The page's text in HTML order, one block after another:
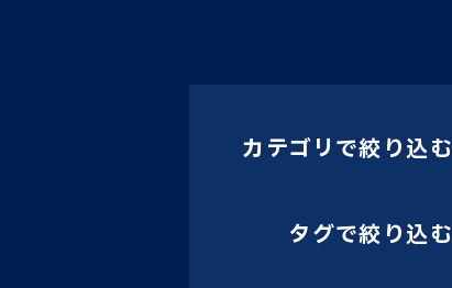
カテゴリで絞り込む
タグで絞り込む